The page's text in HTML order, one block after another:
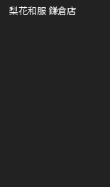
梨花和服 鎌倉店